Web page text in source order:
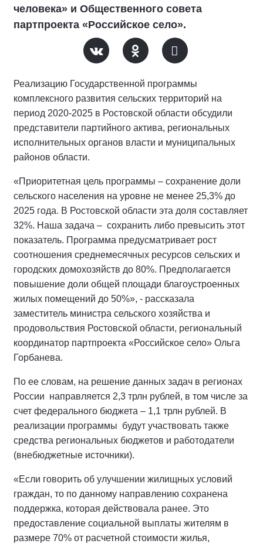
человека» и Общественного совета
партпроекта «Российское село».
Реализацию Государственной программы
комплексного развития сельских территорий на
период 2020-2025 в Ростовской области обсудили
представители партийного актива, региональных
исполнительных органов власти и муниципальных
районов области.
«Приоритетная цель программы – сохранение доли
сельского населения на уровне не менее 25,3% до
2025 года. В Ростовской области эта доля составляет
32%. Наша задача – сохранить либо превысить этот
показатель. Программа предусматривает рост
соотношения среднемесячных ресурсов сельских и
городских домохозяйств до 80%. Предполагается
повышение доли общей площади благоустроенных
жилых помещений до 50%», - рассказала
заместитель министра сельского хозяйства и
продовольствия Ростовской области, региональный
координатор партпроекта «Российское село» Ольга
Горбанева.
По ее словам, на решение данных задач в регионах
России направляется 2,3 трлн рублей, в том числе за
счет федерального бюджета – 1,1 трлн рублей. В
реализации программы будут участвовать также
средства региональных бюджетов и работодатели
(внебюджетные источники).
«Если говорить об улучшении жилищных условий
граждан, то по данному направлению сохранена
поддержка, которая действовала ранее. Это
предоставление социальной выплаты жителям в
размере 70% от расчетной стоимости жилья,